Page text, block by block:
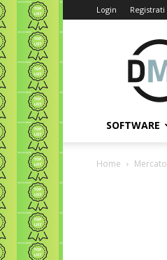
Login Registrati
SOFTWARE
Home Mercato